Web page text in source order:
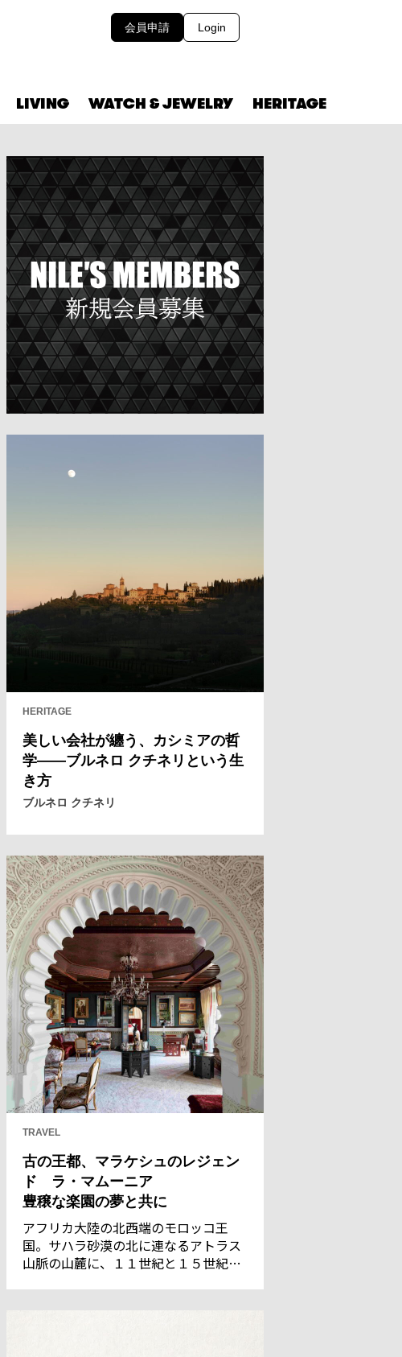
会員申請 Login
LIVING WATCH & JEWELRY HERITAGE
HERITAGE
美しい会社が纏う、カシミアの哲
学——ブルネロ クチネリという生
き方
ブルネロ クチネリ
TRAVEL
古の王都、マラケシュのレジェン
ド ラ・マムーニア
豊穣な楽園の夢と共に
アフリカ大陸の北西端のモロッコ王
国。サハラ砂漠の北に連なるアトラス
山脈の山麓に、１１世紀と１５世紀の